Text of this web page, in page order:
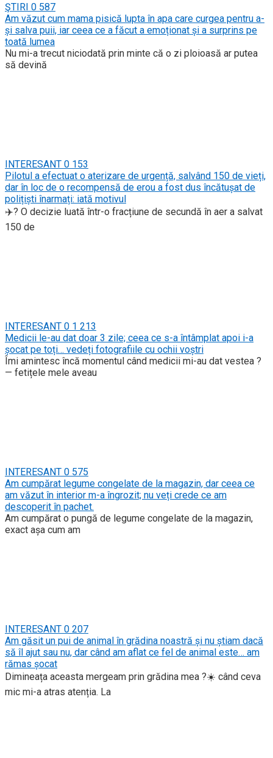
ŞTIRI 0 587
Am văzut cum mama pisică lupta în apa care curgea pentru a-
și salva puii, iar ceea ce a făcut a emoționat și a surprins pe
toată lumea
Nu mi-a trecut niciodată prin minte că o zi ploioasă ar putea
să devină
INTERESANT 0 153
Pilotul a efectuat o aterizare de urgență, salvând 150 de vieți,
dar în loc de o recompensă de erou a fost dus încătușat de
polițiști înarmați: iată motivul
✈️? O decizie luată într-o fracțiune de secundă în aer a salvat
150 de
INTERESANT 0 1 213
Medicii le-au dat doar 3 zile; ceea ce s-a întâmplat apoi i-a
șocat pe toți… vedeți fotografiile cu ochii voștri
Îmi amintesc încă momentul când medicii mi-au dat vestea ?
— fetițele mele aveau
INTERESANT 0 575
Am cumpărat legume congelate de la magazin, dar ceea ce
am văzut în interior m-a îngrozit; nu veți crede ce am
descoperit în pachet.
Am cumpărat o pungă de legume congelate de la magazin,
exact așa cum am
INTERESANT 0 207
Am găsit un pui de animal în grădina noastră și nu știam dacă
să îl ajut sau nu, dar când am aflat ce fel de animal este… am
rămas șocat
Dimineața aceasta mergeam prin grădina mea ?☀️ când ceva
mic mi-a atras atenția. La